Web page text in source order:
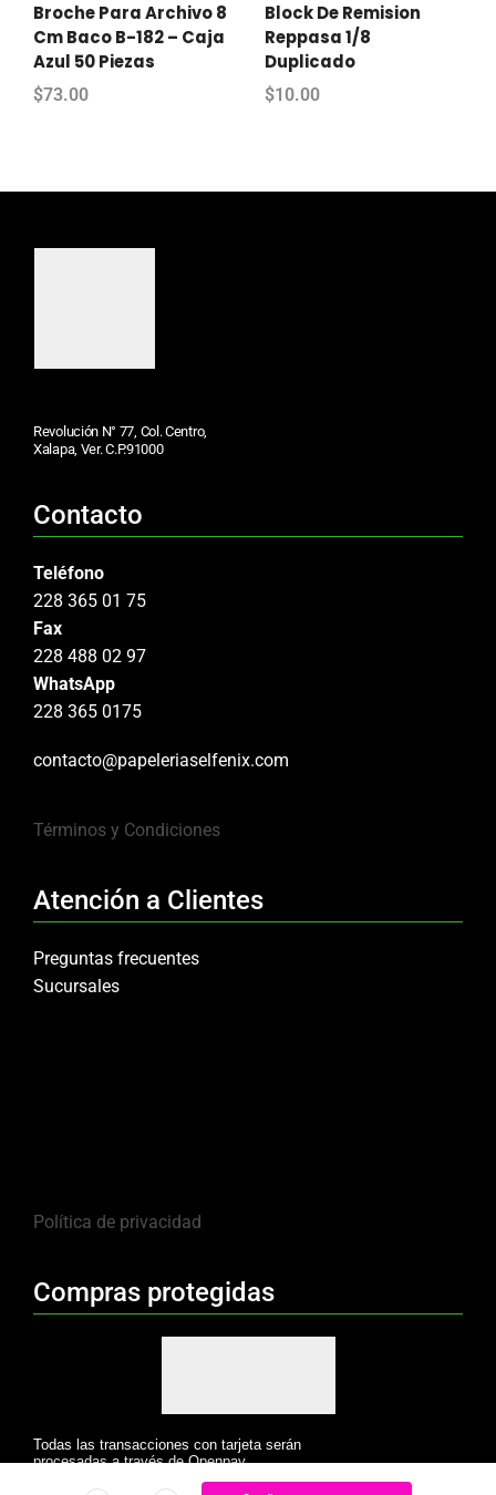
Broche Para Archivo 8
Cm Baco B-182 – Caja
Azul 50 Piezas
$73.00
Block De Remision
Reppasa 1/8
Duplicado
$10.00
Revolución N° 77, Col. Centro,
Xalapa, Ver. C.P.91000
Contacto
Teléfono
228 365 01 75
Fax
228 488 02 97
WhatsApp
228 365 0175
contacto@papeleriaselfenix.com
Términos y Condiciones
Atención a Clientes
Preguntas frecuentes
Sucursales
Política de privacidad
Compras protegidas
Todas las transacciones con tarjeta serán
procesadas a través de Openpay.